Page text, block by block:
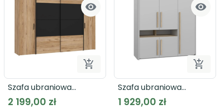


Dodaj do koszyka
Szafa ubraniowa
DALATE DQLS82411
2 199,00 zł


Szafa ubraniowa
SURFINIO SFNS731
1 929,00 zł